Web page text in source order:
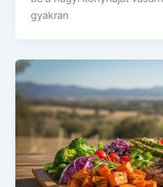
gyakran